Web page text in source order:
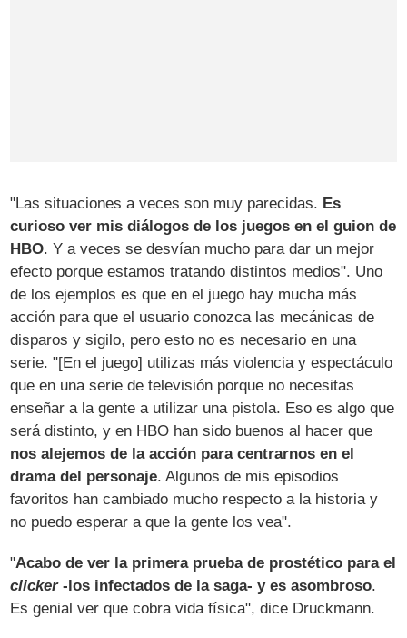
"Las situaciones a veces son muy parecidas. Es
curioso ver mis diálogos de los juegos en el guion de
HBO. Y a veces se desvían mucho para dar un mejor
efecto porque estamos tratando distintos medios". Uno
de los ejemplos es que en el juego hay mucha más
acción para que el usuario conozca las mecánicas de
disparos y sigilo, pero esto no es necesario en una
serie. "[En el juego] utilizas más violencia y espectáculo
que en una serie de televisión porque no necesitas
enseñar a la gente a utilizar una pistola. Eso es algo que
será distinto, y en HBO han sido buenos al hacer que
nos alejemos de la acción para centrarnos en el
drama del personaje. Algunos de mis episodios
favoritos han cambiado mucho respecto a la historia y
no puedo esperar a que la gente los vea".
"Acabo de ver la primera prueba de prostético para el
clicker-los infectados de la saga- y es asombroso.
Es genial ver que cobra vida física", dice Druckmann.